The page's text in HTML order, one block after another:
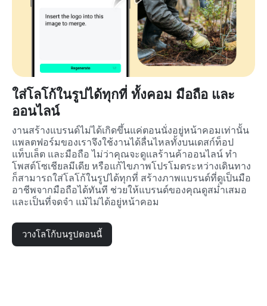
ใส่โลโก้ในรูปได้ทุกที่ ทั้งคอม มือถือ และ
ออนไลน์
งานสร้างแบรนด์ไม่ได้เกิดขึ้นแค่ตอนนั่งอยู่หน้าคอมเท่านั้น
แพลตฟอร์มของเราจึงใช้งานได้ลื่นไหลทั้งบนเดสก์ท็อป
แท็บเล็ต และมือถือ ไม่ว่าคุณจะดูแลร้านค้าออนไลน์ ทำ
โพสต์โซเชียลมีเดีย หรือแก้ไขภาพโปรโมตระหว่างเดินทาง
ก็สามารถใส่โลโก้ในรูปได้ทุกที่ สร้างภาพแบรนด์ที่ดูเป็นมือ
อาชีพจากมือถือได้ทันที ช่วยให้แบรนด์ของคุณดูสม่ำเสมอ
และเป็นที่จดจำ แม้ไม่ได้อยู่หน้าคอม
วางโลโก้บนรูปตอนนี้